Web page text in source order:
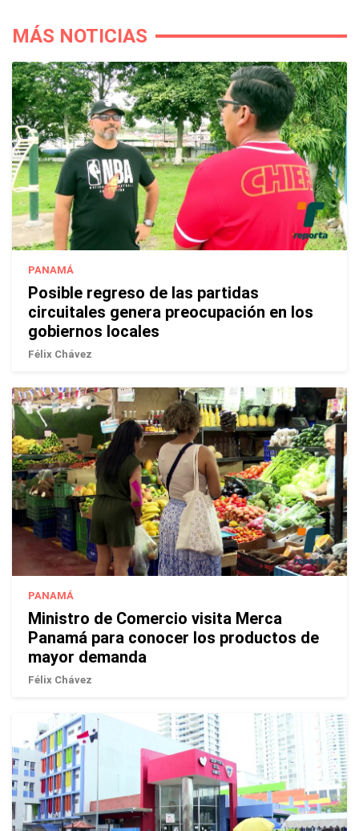
MÁS NOTICIAS
PANAMÁ
Posible regreso de las partidas
circuitales genera preocupación en los
gobiernos locales
Félix Chávez
PANAMÁ
Ministro de Comercio visita Merca
Panamá para conocer los productos de
mayor demanda
Félix Chávez